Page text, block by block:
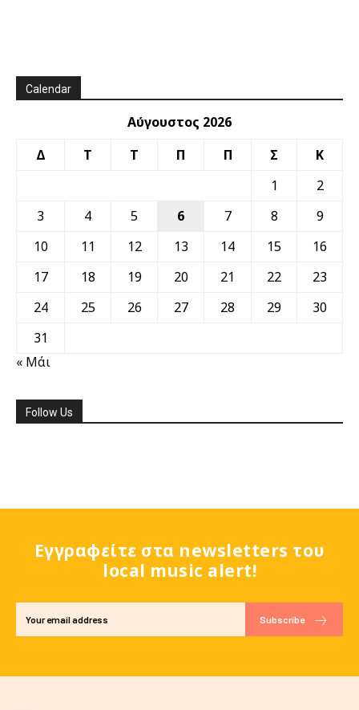
Calendar
Αύγουστος 2026
Δ
Τ Τ Π Π Σ
Κ
1
2
3
4 5 6 7 8
9
10
11 12 13 14 15
16
17
18 19 20 21 22
23
24
25 26 27 28 29
30
31
« Μάι
Follow Us
Εγγραφείτε στα newsletters του
local music alert!
Subscribe